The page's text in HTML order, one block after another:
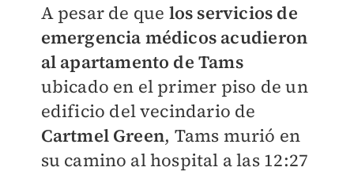
A pesar de que los servicios de
emergencia médicos acudieron
al apartamento de Tams
ubicado en el primer piso de un
edificio del vecindario de
Cartmel Green, Tams murió en
su camino al hospital a las 12:27